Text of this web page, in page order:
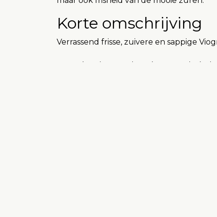
Korte omschrijving
Verrassend frisse, zuivere en sappige
Domaine de Castelnau is een